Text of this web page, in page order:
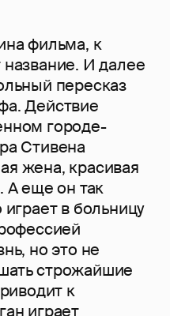
фильма, к
И далее
пересказ
Действие
городе-
Стивена
жена, красивая
А еще он так
в больницу
но это не
строжайшие
к
играет